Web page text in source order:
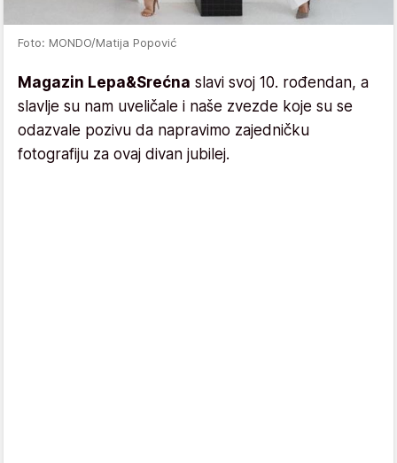
Foto: MONDO/Matija Popović
Magazin Lepa&Srećna slavi svoj 10. rođendan, a
slavlje su nam uveličale i naše zvezde koje su se
odazvale pozivu da napravimo zajedničku
fotografiju za ovaj divan jubilej.